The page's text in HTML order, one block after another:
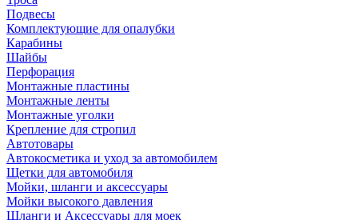
Подвесы
Комплектующие для опалубки
Карабины
Шайбы
Перфорация
Монтажные пластины
Монтажные ленты
Монтажные уголки
Крепление для стропил
Автотовары
Автокосметика и уход за автомобилем
Щетки для автомобиля
Мойки, шланги и аксессуары
Мойки высокого давления
Шланги и Аксессуары для моек